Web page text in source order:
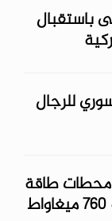
باستقبال
للرجال
محطات طاقة